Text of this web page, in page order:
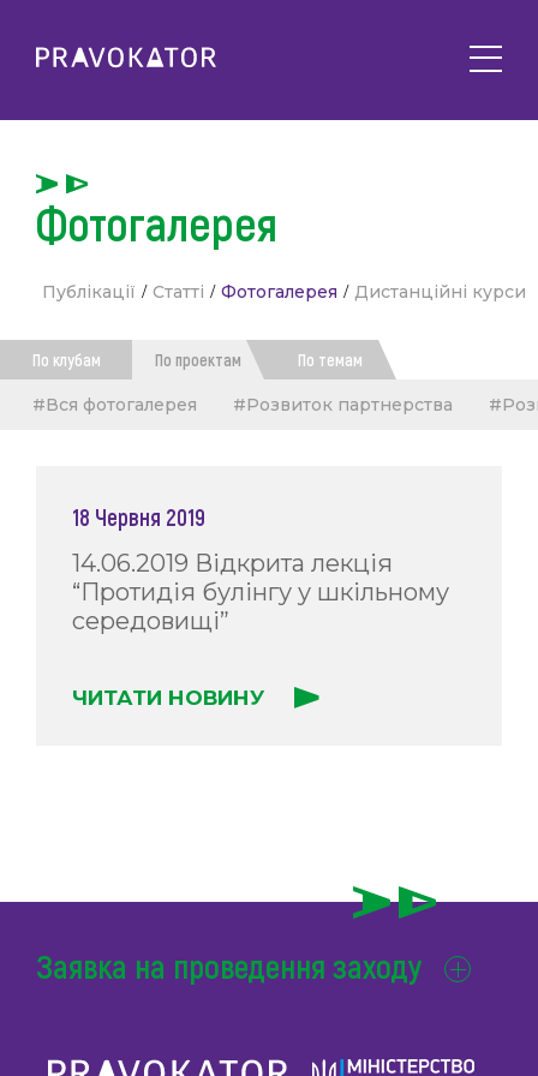
Про клуб
PRAVOKATOR.Львів
PRAVOKATOR.Одеса
Напрямки діяльності
Заходи
Минулі
Новини
Корисне
Статті
Напрацювання та продукти
Контакти
Фотогалерея
Публікації / Статті / Фотогалерея / Дистанційні курси
По клубам По проектам По темам
#Вся фотогалерея #Розвиток партнерства
18 Червня 2019
14.06.2019 Відкрита лекція
“Протидія булінгу у шкільному
середовищі”
ЧИТАТИ НОВИНУ
Заявка на проведення заходу